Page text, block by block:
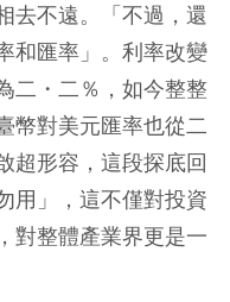
去不遠。「不過，還
和匯率」。利率改變
二・二％，如今整整
幣對美元匯率也從二
超形容，這段探底回
用」，這不僅對投資
對整體產業界更是一